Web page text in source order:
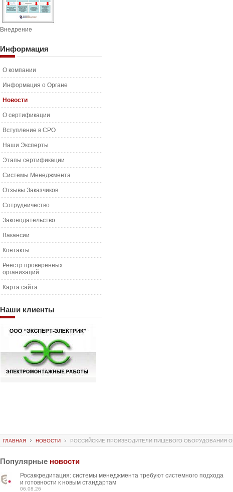
Внедрение
Информация
О компании
Информация о Органе
Новости
О сертификации
Вступление в СРО
Наши Эксперты
Этапы сертификации
Системы Менеджмента
Отзывы Заказчиков
Сотрудничество
Законодательство
Вакансии
Контакты
Реестр проверенных
организаций
Карта сайта
Наши клиенты
ГЛАВНАЯ НОВОСТИ РОССИЙСКИЕ ПРОИЗВОДИТЕЛИ ПИЩЕВОГО ОБОРУДОВАНИЯ
Популярные новости
Росаккредитация: системы менеджмента требуют системного подхода
и готовности к новым стандартам
06.08.26